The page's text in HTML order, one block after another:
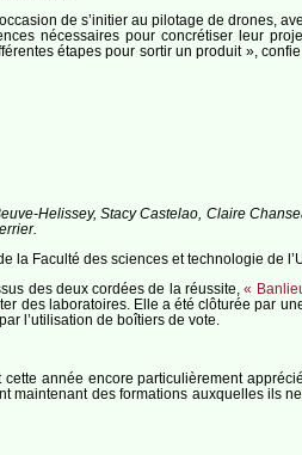
de s’initier au pilotage de drones,
nécessaires pour concrétiser leur
étapes pour sortir un produit »,
Helissey, Stacy Castelao, Claire
la Faculté des sciences et technologie de
des deux cordées de la réussite,«
des laboratoires. Elle a été clôturée par
l’utilisation de boîtiers de vote.
année encore particulièrement
maintenant des formations auxquelles ils